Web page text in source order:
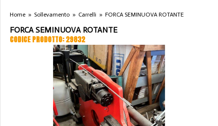
Home » Sollevamento » Carrelli » FORCA SEMINUOVA ROTANTE
FORCA SEMINUOVA ROTANTE
CODICE PRODOTTO: 29832